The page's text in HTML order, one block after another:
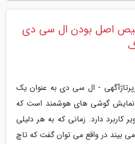
اصل بودن ال سی دی
- ال سی دی به عنوان یک
گوشی های هوشمند است که
کاربرد دارد. زمانی که به هر دلیلی
در واقع می توان گفت که تاچ